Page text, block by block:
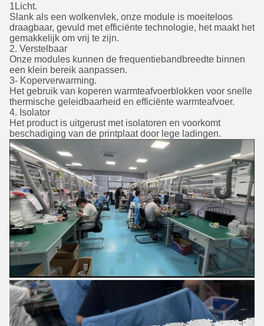
1Licht.
Slank als een wolkenvlek, onze module is moeiteloos
draagbaar, gevuld met efficiënte technologie, het maakt het
gemakkelijk om vrij te zijn.
2. Verstelbaar
Onze modules kunnen de frequentiebandbreedte binnen
een klein bereik aanpassen.
3- Koperverwarming.
Het gebruik van koperen warmteafvoerblokken voor snelle
thermische geleidbaarheid en efficiënte warmteafvoer.
4. Isolator
Het product is uitgerust met isolatoren en voorkomt
beschadiging van de printplaat door lege ladingen.